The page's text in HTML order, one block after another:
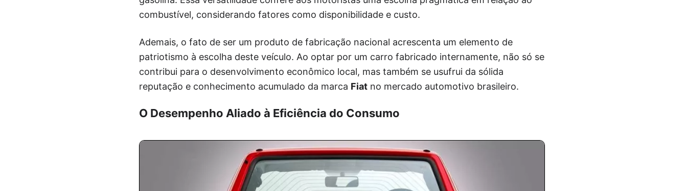
combustível, considerando fatores como disponibilidade e custo.
Ademais, o fato de ser um produto de fabricação nacional acrescenta um elemento de
patriotismo à escolha deste veículo. Ao optar por um carro fabricado internamente, não só se
contribui para o desenvolvimento econômico local, mas também se usufrui da sólida
reputação e conhecimento acumulado da marca Fiat no mercado automotivo brasileiro.
O Desempenho Aliado à Eficiência do Consumo